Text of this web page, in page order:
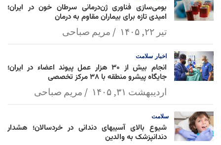
بومی‌سازی فناوری ژن‌درمانی سرطان خون در ایران؛
امیدی تازه برای بیماران مقاوم به درمان
تیر ۲۲, ۱۴۰۵ مریم صباحی
اخبار سلامت
انجام بیش از ۳۰ هزار عمل پیوند اعضاء در ایران؛
جایگاه پیشرو منطقه با ۳۸ مرکز تخصصی
اردیبهشت ۳۱, ۱۴۰۵ مریم صباحی
سلامت
شیوع بالای آسیبهای دندانی در خردسالان؛ هشدار
دندانپزشک به والدین